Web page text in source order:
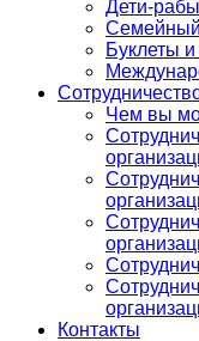
Дети-рабы
Семейный
Буклеты
Чем вы
Контакты